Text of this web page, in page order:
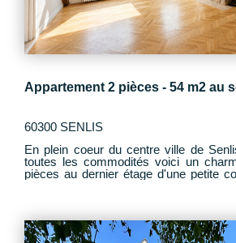
Appartement 2 pièces - 54 m2 au
60300 SENLIS
En plein coeur du centre ville de
toutes les commodités voici un
pièces au dernier étage d'une petite
combles supplémentaire possible ! Idéal
investissement locatif ou premier achat !